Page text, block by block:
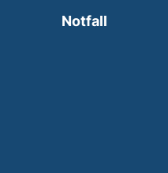
in a new window)
Notfall